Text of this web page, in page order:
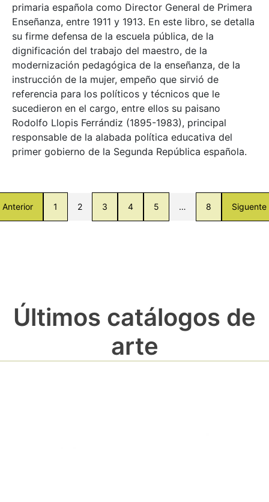
primaria española como Director General de Primera
Enseñanza, entre 1911 y 1913. En este libro, se detalla
su firme defensa de la escuela pública, de la
dignificación del trabajo del maestro, de la
modernización pedagógica de la enseñanza, de la
instrucción de la mujer, empeño que sirvió de
referencia para los políticos y técnicos que le
sucedieron en el cargo, entre ellos su paisano
Rodolfo Llopis Ferrándiz (1895-1983), principal
responsable de la alabada política educativa del
primer gobierno de la Segunda República española.
Anterior 1 2 3 4 5 … 8 Siguente
Últimos catálogos de
arte